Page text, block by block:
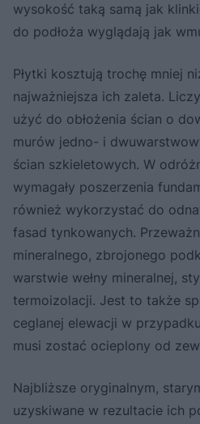
wysokość taką samą jak
do podłoża wyglądają jak
Płytki kosztują trochę mniej
najważniejsza ich zaleta.
użyć do obłożenia ścian o
murów jedno- i
ścian szkieletowych. W
wymagały poszerzenia
również wykorzystać do
fasad tynkowanych.
mineralnego, zbrojonego
warstwie wełny mineralnej,
termoizolacji. Jest to także
ceglanej elewacji w
musi zostać ocieplony od
Najbliższe oryginalnym,
uzyskiwane w rezultacie ich